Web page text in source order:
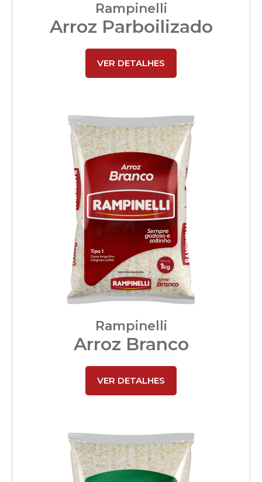
Rampinelli
Arroz Parboilizado
VER DETALHES
Rampinelli
Arroz Branco
VER DETALHES